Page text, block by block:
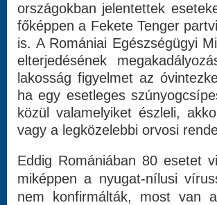
országokban jelentettek
főképpen a Fekete Tenger
is. A Romániai Egészségügyi
elterjedésének
lakosság figyelmet az
ha egy esetleges
közül valamelyiket észleli,
vagy a legközelebbi orvosi
Eddig Romániában 80 esetet
miképpen a nyugat-nílusi
nem konfirmálták, most van